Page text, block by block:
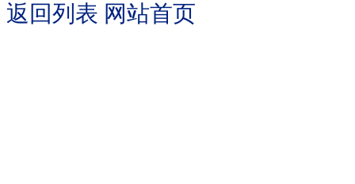
返回列表 网站首页